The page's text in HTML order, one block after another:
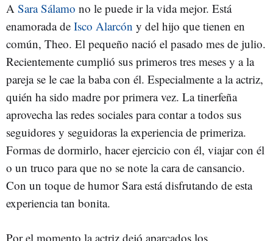
A Sara Sálamo no le puede ir la vida mejor. Está
enamorada de Isco Alarcón y del hijo que tienen en
común, Theo. El pequeño nació el pasado mes de julio.
Recientemente cumplió sus primeros tres meses y a la
pareja se le cae la baba con él. Especialmente a la actriz,
quién ha sido madre por primera vez. La tinerfeña
aprovecha las redes sociales para contar a todos sus
seguidores y seguidoras la experiencia de primeriza.
Formas de dormirlo, hacer ejercicio con él, viajar con él
o un truco para que no se note la cara de cansancio.
Con un toque de humor Sara está disfrutando de esta
experiencia tan bonita.
Por el momento la actriz dejó aparcados los